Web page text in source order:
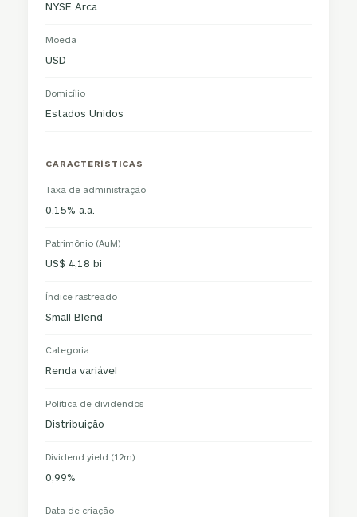
NYSE Arca
Moeda
USD
Domicílio
Estados Unidos
CARACTERÍSTICAS
Taxa de administração
0,15% a.a.
Patrimônio (AuM)
US$ 4,18 bi
Índice rastreado
Small Blend
Categoria
Renda variável
Política de dividendos
Distribuição
Dividend yield (12m)
0,99%
Data de criação